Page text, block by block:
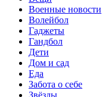
Военные новости
Волейбол
Гаджеты
Гандбол
Дети
Дом и сад
Еда
Забота о себе
Звёзды